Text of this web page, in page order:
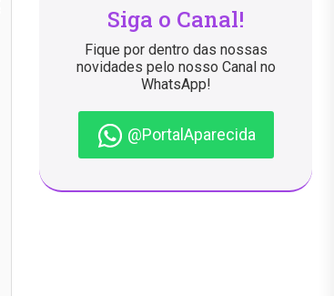
Siga o Canal!
Fique por dentro das nossas
novidades pelo nosso Canal no
WhatsApp!
@PortalAparecida